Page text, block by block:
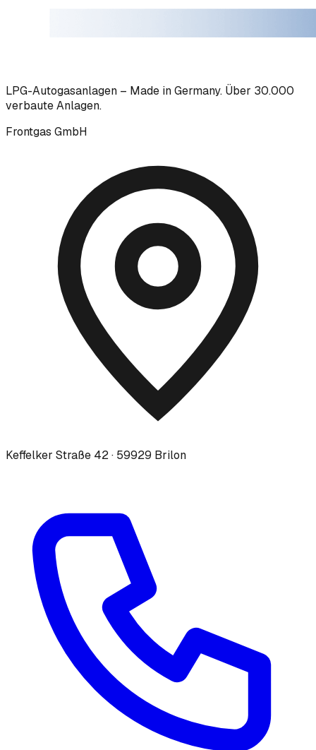
LPG-Autogasanlagen – Made in Germany. Über 30.000
verbaute Anlagen.
Frontgas GmbH
Keffelker Straße 42 · 59929 Brilon